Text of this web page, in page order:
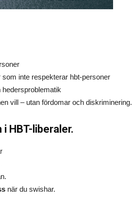
inte respekterar hbt-personer
vill – utan fördomar och diskriminering.
HBT-liberaler.
när du swishar.